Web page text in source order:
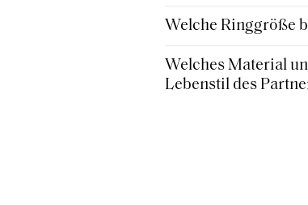
Welche Ringgröße
Welches Material
Lebenstil des